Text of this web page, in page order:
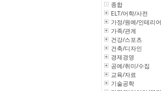
종합
ELT/어학/사전
가정/원예/인테리어
가족/관계
건강/스포츠
건축/디자인
경제경영
공예/취미/수집
교육/자료
기술공학